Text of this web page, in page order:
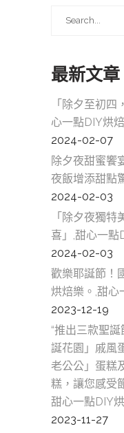
最新文章
「除夕至初
心一點DIY烘
2024-02-07
除夕夜甜蜜饗
夜飯增添甜點
2024-02-03
「除夕夜獨
喜」,甜心一點
2024-02-03
歡樂耶誕節！
烘焙樂。,甜心
2023-12-19
“推出三款聖
誕花園」戚風
老公公」蛋糕
糕，讓您感受
甜心一點DIY
2023-11-27